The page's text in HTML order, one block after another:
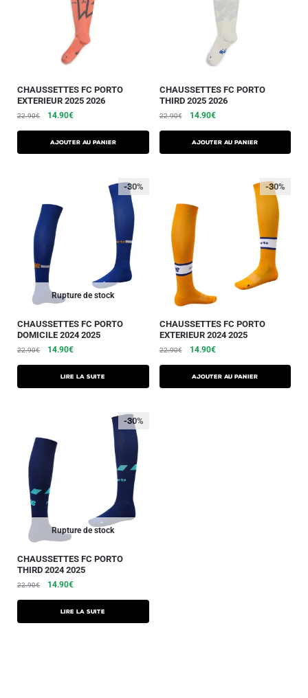
CHAUSSETTES FC PORTO
EXTERIEUR 2025 2026
22.90€ 14.90€
Ajouter au panier
CHAUSSETTES FC PORTO
THIRD 2025 2026
22.90€ 14.90€
Ajouter au panier
Rupture de stock
-30%
CHAUSSETTES FC PORTO
DOMICILE 2024 2025
22.90€ 14.90€
Lire la suite
-30%
CHAUSSETTES FC PORTO
EXTERIEUR 2024 2025
22.90€ 14.90€
Ajouter au panier
Rupture de stock
-30%
CHAUSSETTES FC PORTO
THIRD 2024 2025
22.90€ 14.90€
Lire la suite